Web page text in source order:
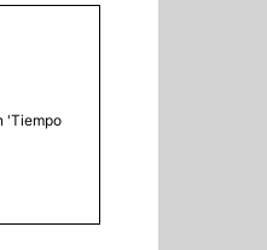
'Tiempo